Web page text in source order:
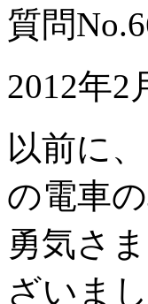
質問
2012年2
以前に
の電車
勇気さ
ざいまし